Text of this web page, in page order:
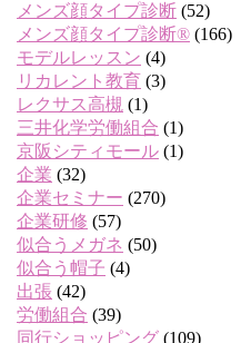
メンズ顔タイプ診断 (52)
メンズ顔タイプ診断® (166)
モデルレッスン (4)
リカレント教育 (3)
レクサス高槻 (1)
三井化学労働組合 (1)
京阪シティモール (1)
企業 (32)
企業セミナー (270)
企業研修 (57)
似合うメガネ (50)
似合う帽子 (4)
出張 (42)
労働組合 (39)
同行ショッピング (109)